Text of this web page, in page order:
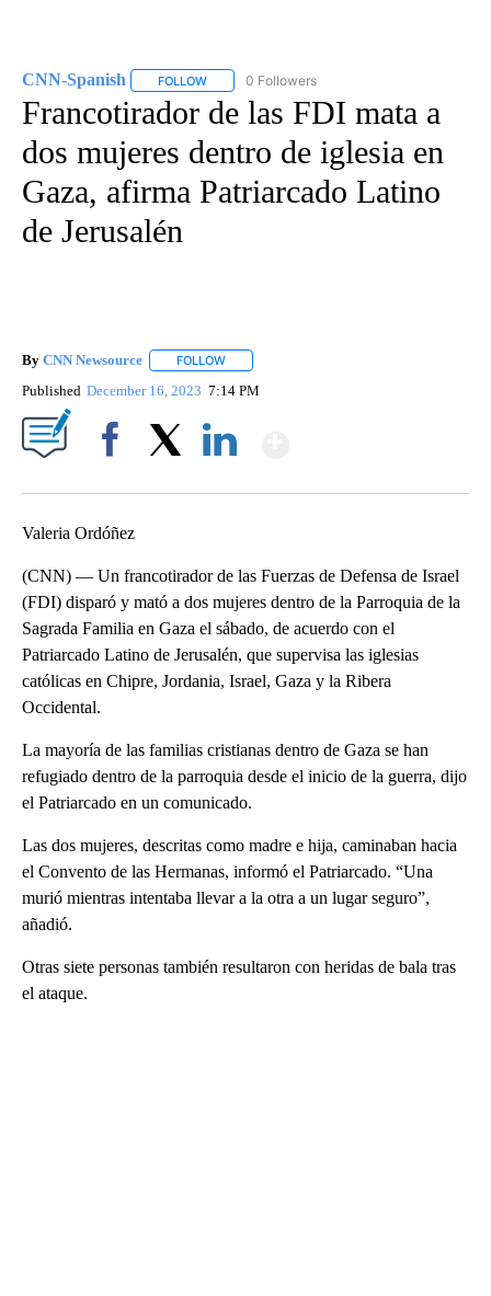
CNN-Spanish FOLLOW FOLLOW "CNN-SPANISH" TO RECEIVE
0 Followers
Francotirador de las FDI mata a
dos mujeres dentro de iglesia en
Gaza, afirma Patriarcado Latino
de Jerusalén
By CNN Newsource FOLLOW
Published December 16, 2023 7:14 PM
Valeria Ordóñez
(CNN) — Un francotirador de las Fuerzas de Defensa de Israel
(FDI) disparó y mató a dos mujeres dentro de la Parroquia de la
Sagrada Familia en Gaza el sábado, de acuerdo con el
Patriarcado Latino de Jerusalén, que supervisa las iglesias
católicas en Chipre, Jordania, Israel, Gaza y la Ribera
Occidental.
La mayoría de las familias cristianas dentro de Gaza se han
refugiado dentro de la parroquia desde el inicio de la guerra, dijo
el Patriarcado en un comunicado.
Las dos mujeres, descritas como madre e hija, caminaban hacia
el Convento de las Hermanas, informó el Patriarcado. “Una
murió mientras intentaba llevar a la otra a un lugar seguro”,
añadió.
Otras siete personas también resultaron con heridas de bala tras
el ataque.